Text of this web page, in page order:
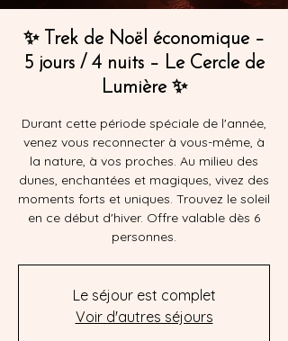
✨ Trek de Noël économique –
5 jours / 4 nuits – Le Cercle de
Lumière ✨
Durant cette période spéciale de l'année,
venez vous reconnecter à vous-même, à
la nature, à vos proches. Au milieu des
dunes, enchantées et magiques, vivez des
moments forts et uniques. Trouvez le soleil
en ce début d'hiver. Offre valable dès 6
personnes.
Le séjour est complet
Voir d'autres séjours